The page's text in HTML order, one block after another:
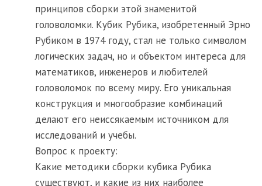
принципов сборки этой знаменитой
головоломки. Кубик Рубика, изобретенный Эрно
Рубиком в 1974 году, стал не только символом
логических задач, но и объектом интереса для
математиков, инженеров и любителей
головоломок по всему миру. Его уникальная
конструкция и многообразие комбинаций
делают его неиссякаемым источником для
исследований и учебы.
Вопрос к проекту:
Какие методики сборки кубика Рубика
существуют, и какие из них наиболее